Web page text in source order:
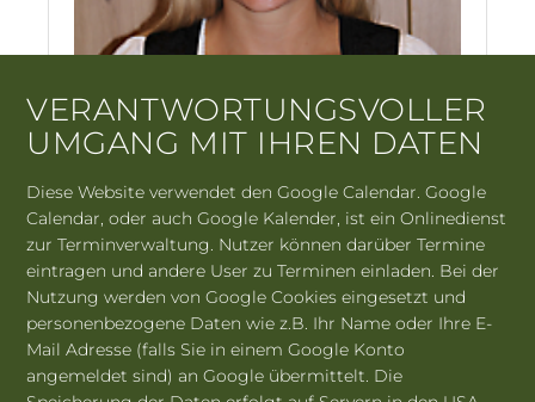
3. Vorstand
Julia Luxi
VERANTWORTUNGSVOLLER
UMGANG MIT IHREN DATEN
Diese Website verwendet den Google Calendar. Google
Calendar, oder auch Google Kalender, ist ein Onlinedienst
zur Terminverwaltung. Nutzer können darüber Termine
eintragen und andere User zu Terminen einladen. Bei der
Nutzung werden von Google Cookies eingesetzt und
personenbezogene Daten wie z.B. Ihr Name oder Ihre E-
Mail Adresse (falls Sie in einem Google Konto
angemeldet sind) an Google übermittelt. Die